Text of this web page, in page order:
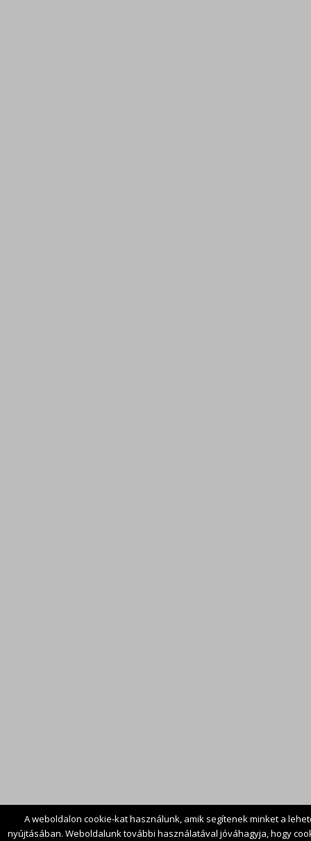
A weboldalon cookie-kat használunk, amik segítenek minket a
nyújtásában. Weboldalunk további használatával jóváhagyja, hogy